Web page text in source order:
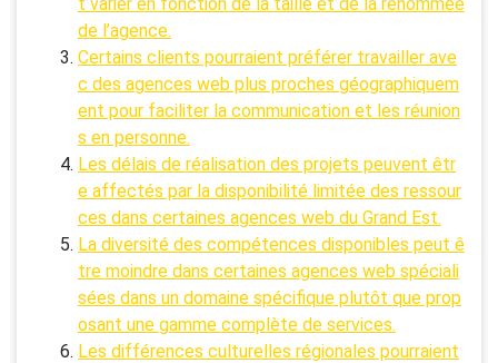
de l’agence.
Certains clients pourraient préférer travailler ave
c des agences web plus proches géographiquem
ent pour faciliter la communication et les réunion
s en personne.
Les délais de réalisation des projets peuvent êtr
e affectés par la disponibilité limitée des ressour
ces dans certaines agences web du Grand Est.
La diversité des compétences disponibles peut ê
tre moindre dans certaines agences web spéciali
sées dans un domaine spécifique plutôt que prop
osant une gamme complète de services.
Les différences culturelles régionales pourraient